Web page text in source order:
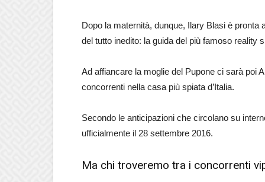
Dopo la maternità, dunque, Ilary Blasi è
del tutto inedito: la guida del più famoso reality
Ad affiancare la moglie del Pupone ci sarà poi
concorrenti nella casa più spiata d’Italia.
Secondo le anticipazioni che circolano su
ufficialmente il 28 settembre 2016.
Ma chi troveremo tra i concorrenti